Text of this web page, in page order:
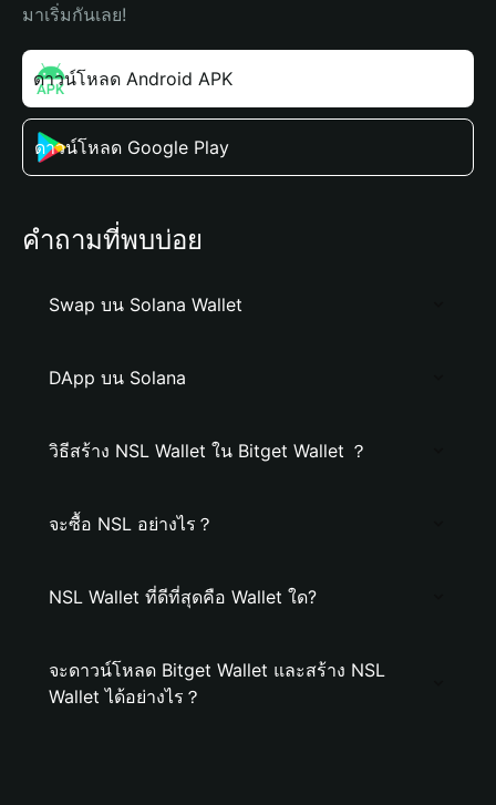
มาเริ่มกันเลย!
ดาวน์โหลด Android APK
ดาวน์โหลด Google Play
คำถามที่พบบ่อย
Swap บน Solana Wallet
DApp บน Solana
วิธีสร้าง NSL Wallet ใน Bitget Wallet ？
จะซื้อ NSL อย่างไร？
NSL Wallet ที่ดีที่สุดคือ Wallet ใด?
จะดาวน์โหลด Bitget Wallet และสร้าง NSL
Wallet ได้อย่างไร？